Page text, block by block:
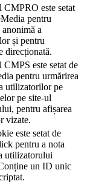
CMPRO este setat
pentru
a
și pentru
direcționată.
este setat de
pentru urmărirea
utilizatorilor pe
pe site-ul
pentru afișarea
vizate.
este setat de
pentru a nota
utilizatorului
un ID unic